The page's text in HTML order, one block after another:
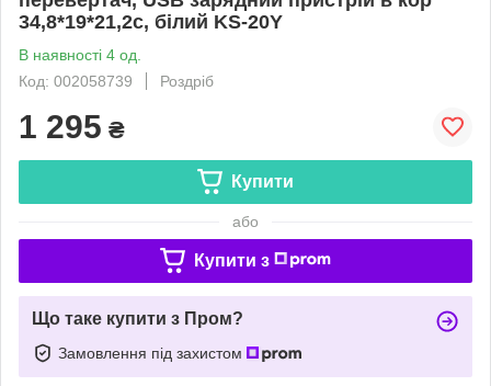
34,8*19*21,2с, білий KS-20Y
В наявності 4 од.
Код: 002058739
Роздріб
1 295 ₴
Купити
або
Купити з
Що таке купити з Пром?
Замовлення під захистом